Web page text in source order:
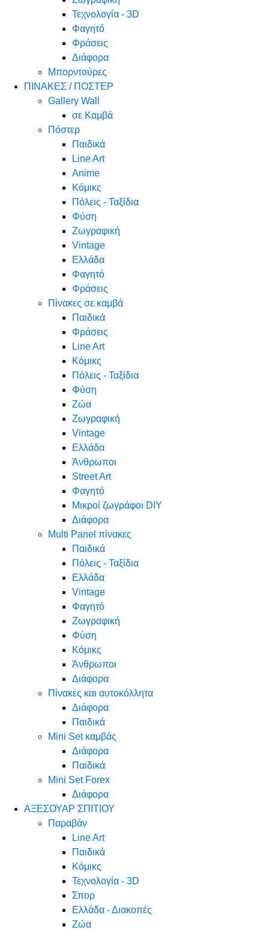
Τεχνολογία - 3D
Φαγητό
Φράσεις
Διάφορα
Μπορντούρες
ΠΙΝΑΚΕΣ / ΠΟΣΤΕΡ
Gallery Wall
σε Καμβά
Πόστερ
Παιδικά
Line Art
Anime
Κόμικς
Πόλεις - Ταξίδια
Φύση
Ζωγραφική
Vintage
Ελλάδα
Φαγητό
Φράσεις
Πίνακες σε καμβά
Παιδικά
Φράσεις
Line Art
Κόμικς
Πόλεις - Ταξίδια
Φύση
Ζώα
Ζωγραφική
Vintage
Ελλάδα
Άνθρωποι
Street Art
Φαγητό
Μικροί ζωγράφοι DIY
Διάφορα
Multi Panel πίνακες
Παιδικά
Πόλεις - Ταξίδια
Ελλάδα
Vintage
Φαγητό
Ζωγραφική
Φύση
Κόμικς
Άνθρωποι
Διάφορα
Πίνακες και αυτοκόλλητα
Διάφορα
Παιδικά
Mini Set καμβάς
Διάφορα
Παιδικά
Mini Set Forex
Διάφορα
ΑΞΕΣΟΥΑΡ ΣΠΙΤΙΟΥ
Παραβάν
Line Art
Παιδικά
Κόμικς
Τεχνολογία - 3D
Σπορ
Ελλάδα - Διακοπές
Ζώα